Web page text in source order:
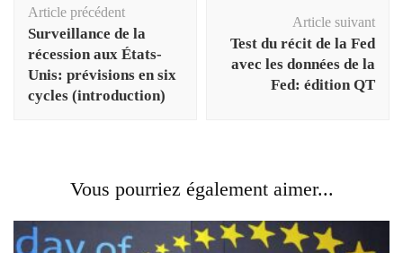
d'article
Article précédent
Surveillance de la
récession aux États-
Unis: prévisions en six
cycles (introduction)
Article suivant
Test du récit de la Fed
avec les données de la
Fed: édition QT
Vous pourriez également aimer...